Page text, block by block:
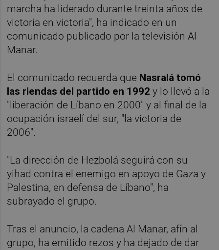
marcha ha liderado durante treinta años de
victoria en victoria", ha indicado en un
comunicado publicado por la televisión Al
Manar.
El comunicado recuerda que Nasralá tomó
las riendas del partido en 1992 y lo llevó a la
"liberación de Líbano en 2000" y al final de la
ocupación israelí del sur, "la victoria de
2006".
"La dirección de Hezbolá seguirá con su
yihad contra el enemigo en apoyo de Gaza y
Palestina, en defensa de Líbano", ha
subrayado el grupo.
Tras el anuncio, la cadena Al Manar, afín al
grupo, ha emitido rezos y ha dejado de dar